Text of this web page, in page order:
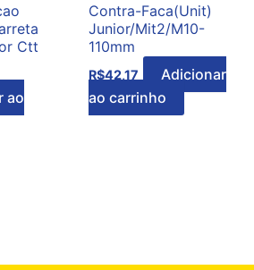
Ctt
ao
Contra-Faca(Unit)
Junior/Mit2/M10-
110mm
R$42,17
Adicionar
ao carrinho